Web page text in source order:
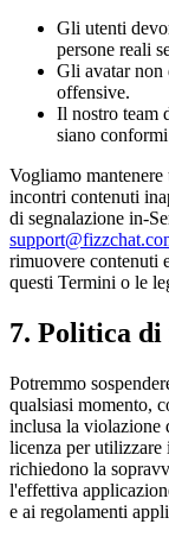
Gli utenti
persone reali
Gli avatar non
offensive.
Il nostro team
siano
Vogliamo
incontri contenuti
di segnalazione in-
rimuovere contenuti
questi Termini o le
7. Politica
Potremmo
qualsiasi momento,
inclusa la violazione
licenza per utilizzare
richiedono la
l'effettiva
e ai regolamenti